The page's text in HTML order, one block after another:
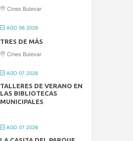
Cines Bulevar
AGO 06 2026
TRES DE MÁS
Cines Bulevar
AGO 07 2026
TALLERES DE VERANO EN
LAS BIBLIOTECAS
MUNICIPALES
AGO 07 2026